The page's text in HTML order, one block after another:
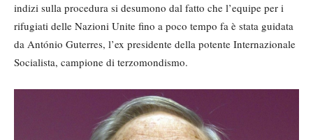
indizi sulla procedura si desumono dal fatto che l’equipe per i
rifugiati delle Nazioni Unite fino a poco tempo fa è stata guidata
da António Guterres, l’ex presidente della potente Internazionale
Socialista, campione di terzomondismo.